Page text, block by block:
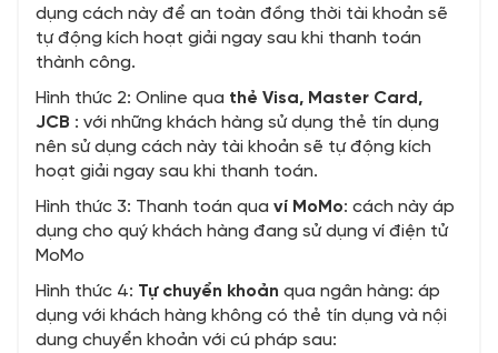
dụng cách này để an toàn đồng thời tài khoản sẽ
tự động kích hoạt giải ngay sau khi thanh toán
thành công.
Hình thức 2: Online qua thẻ Visa, Master Card,
JCB : với những khách hàng sử dụng thẻ tín dụng
nên sử dụng cách này tài khoản sẽ tự động kích
hoạt giải ngay sau khi thanh toán.
Hình thức 3: Thanh toán qua ví MoMo: cách này áp
dụng cho quý khách hàng đang sử dụng ví điện tử
MoMo
Hình thức 4: Tự chuyển khoản qua ngân hàng: áp
dụng với khách hàng không có thẻ tín dụng và nội
dung chuyển khoản với cú pháp sau: